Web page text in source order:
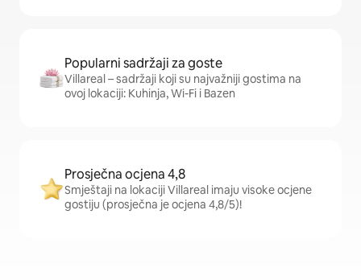
Popularni sadržaji za goste
Villareal – sadržaji koji su najvažniji gostima na
ovoj lokaciji: Kuhinja, Wi-Fi i Bazen
Prosječna ocjena 4,8
Smještaji na lokaciji Villareal imaju visoke ocjene
gostiju (prosječna je ocjena 4,8/5)!